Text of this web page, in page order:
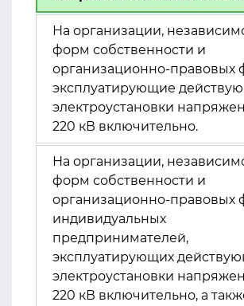
На организации,
форм собственности и
организационно-правовых
эксплуатирующие
электроустановки
220 кВ включительно.
На организации,
форм собственности и
организационно-правовых
индивидуальных
предпринимателей,
эксплуатирующих
электроустановки
220 кВ включительно, а